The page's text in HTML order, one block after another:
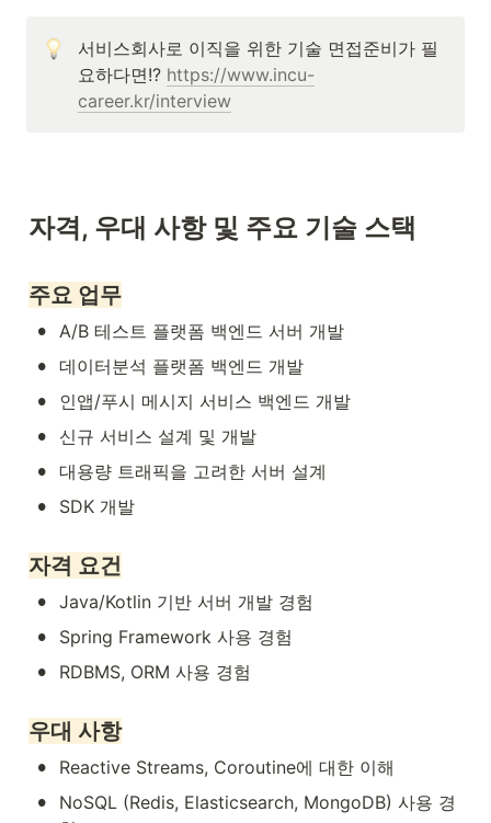
서비스회사로 이직을 위한 기술 면접준비가 필
요하다면!? https://www.incu-
career.kr/interview
자격, 우대 사항 및 주요 기술 스택
주요 업무
• A/B 테스트 플랫폼 백엔드 서버 개발
• 데이터분석 플랫폼 백엔드 개발
• 인앱/푸시 메시지 서비스 백엔드 개발
• 신규 서비스 설계 및 개발
• 대용량 트래픽을 고려한 서버 설계
• SDK 개발
자격 요건
• Java/Kotlin 기반 서버 개발 경험
• Spring Framework 사용 경험
• RDBMS, ORM 사용 경험
우대 사항
• Reactive Streams, Coroutine에 대한 이해
•
NoSQL (Redis, Elasticsearch, MongoDB) 사용 경